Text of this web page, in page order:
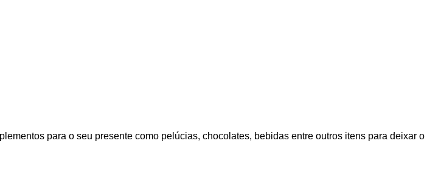
para o seu presente como pelúcias, chocolates, bebidas entre outros itens para deixar o